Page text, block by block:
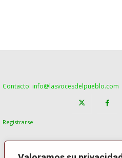
Contacto: info@lasvocesdelpueblo.com
Registrarse